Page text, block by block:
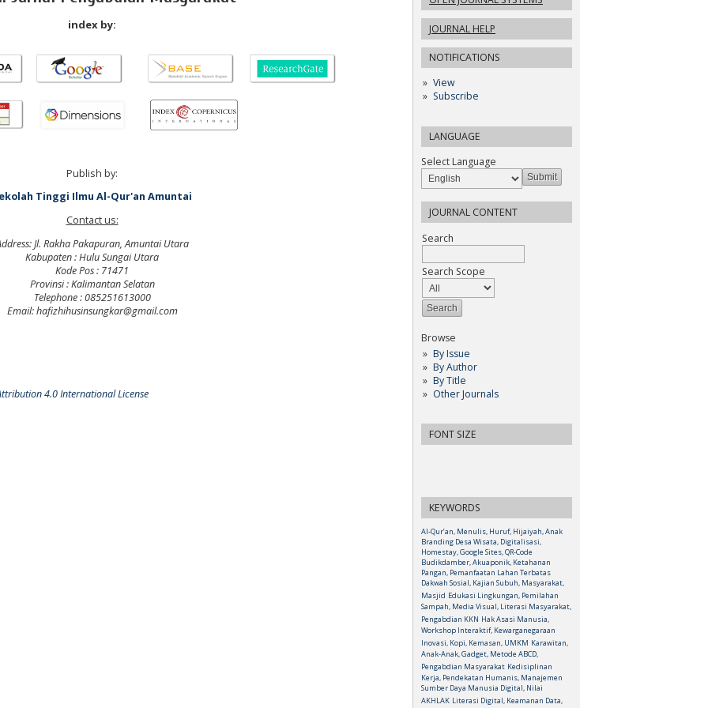
JOURNAL HELP
NOTIFICATIONS
View
Subscribe
LANGUAGE
Select Language
JOURNAL CONTENT
Search
Search Scope
Browse
By Issue
By Author
By Title
Other Journals
FONT SIZE
KEYWORDS
Al-Qur’an, Menulis, Huruf, Hijaiyah, Anak
Branding Desa Wisata, Digitalisasi,
Homestay, Google Sites, QR-Code
Budikdamber, Akuaponik, Ketahanan
Pangan, Pemanfaatan Lahan Terbatas
Dakwah Sosial, Kajian Subuh, Masyarakat,
Masjid Edukasi Lingkungan, Pemilahan
Sampah, Media Visual, Literasi Masyarakat,
Pengabdian KKN Hak Asasi Manusia,
Workshop Interaktif, Kewarganegaraan
Inovasi, Kopi, Kemasan, UMKM Karawitan,
Anak-Anak, Gadget, Metode ABCD,
Pengabdian Masyarakat Kedisiplinan
Kerja, Pendekatan Humanis, Manajemen
Sumber Daya Manusia Digital, Nilai
AKHLAK Literasi Digital, Keamanan Data,
index by:
Publish by:
Tinggi Ilmu Al-Qur'an Amuntai
Contact us:
Jl. Rakha Pakapuran, Amuntai Utara
Kabupaten : Hulu Sungai Utara
Kode Pos : 71471
Provinsi : Kalimantan Selatan
Telephone : 085251613000
Email: hafizhihusinsungkar@gmail.com
4.0 International License